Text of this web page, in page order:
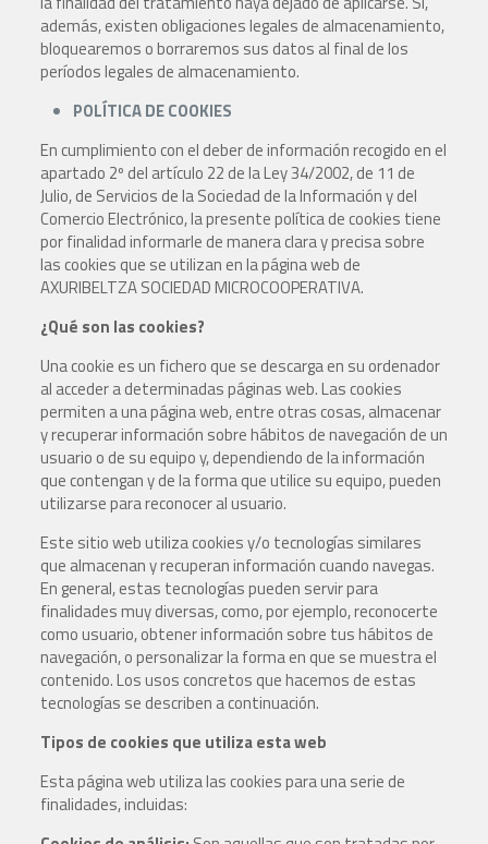
además, existen obligaciones legales de almacenamiento,
bloquearemos o borraremos sus datos al final de los
períodos legales de almacenamiento.
POLÍTICA DE COOKIES
En cumplimiento con el deber de información recogido en el
apartado 2º del artículo 22 de la Ley 34/2002, de 11 de
Julio, de Servicios de la Sociedad de la Información y del
Comercio Electrónico, la presente política de cookies tiene
por finalidad informarle de manera clara y precisa sobre
las cookies que se utilizan en la página web de
AXURIBELTZA SOCIEDAD MICROCOOPERATIVA.
¿Qué son las cookies?
Una cookie es un fichero que se descarga en su ordenador
al acceder a determinadas páginas web. Las cookies
permiten a una página web, entre otras cosas, almacenar
y recuperar información sobre hábitos de navegación de un
usuario o de su equipo y, dependiendo de la información
que contengan y de la forma que utilice su equipo, pueden
utilizarse para reconocer al usuario.
Este sitio web utiliza cookies y/o tecnologías similares
que almacenan y recuperan información cuando navegas.
En general, estas tecnologías pueden servir para
finalidades muy diversas, como, por ejemplo, reconocerte
como usuario, obtener información sobre tus hábitos de
navegación, o personalizar la forma en que se muestra el
contenido. Los usos concretos que hacemos de estas
tecnologías se describen a continuación.
Tipos de cookies que utiliza esta web
Esta página web utiliza las cookies para una serie de
finalidades, incluidas: